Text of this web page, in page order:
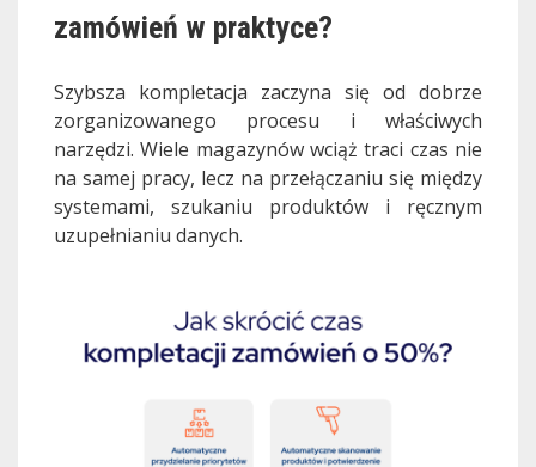
zamówień w praktyce?
Szybsza kompletacja zaczyna się od dobrze
zorganizowanego procesu i właściwych
narzędzi. Wiele magazynów wciąż traci czas nie
na samej pracy, lecz na przełączaniu się między
systemami, szukaniu produktów i ręcznym
uzupełnianiu danych.